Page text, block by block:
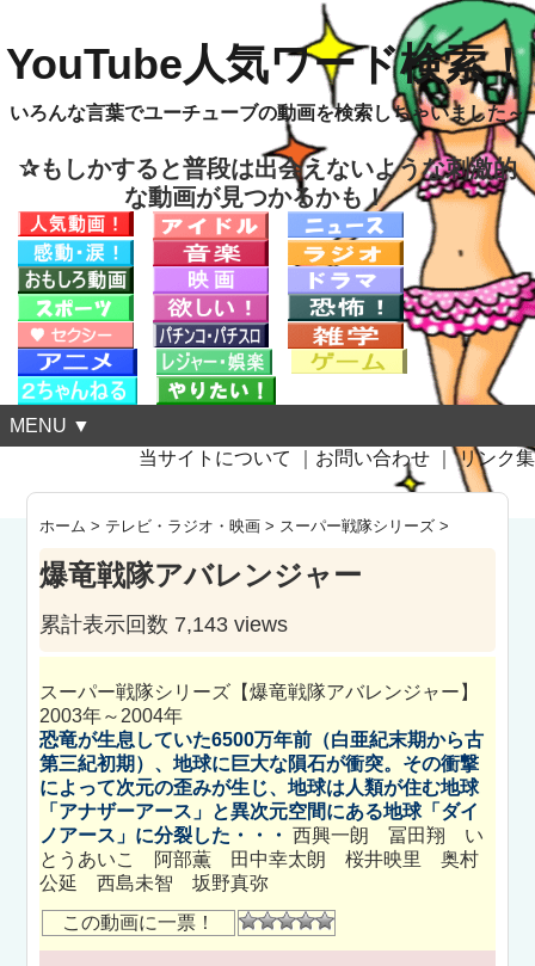
YouTube人気ワード検索！
いろんな言葉でユーチューブの動画を検索しちゃいました～
✰もしかすると普段は出会えないような刺激的
な動画が見つかるかも！
MENU ▼
当サイトについて
お問い合わせ ｜リンク集
ホーム > テレビ・ラジオ・映画 > スーパー戦隊シリーズ >
爆竜戦隊アバレンジャー
累計表示回数 7,143 views
スーパー戦隊シリーズ【爆竜戦隊アバレンジャー】
2003年～2004年
恐竜が生息していた6500万年前（白亜紀末期から古
第三紀初期）、地球に巨大な隕石が衝突。その衝撃
によって次元の歪みが生じ、地球は人類が住む地球
「アナザーアース」と異次元空間にある地球「ダイ
ノアース」に分裂した・・・ 西興一朗 冨田翔 い
とうあいこ 阿部薫 田中幸太朗 桜井映里 奥村
公延 西島未智 坂野真弥
この動画に一票！